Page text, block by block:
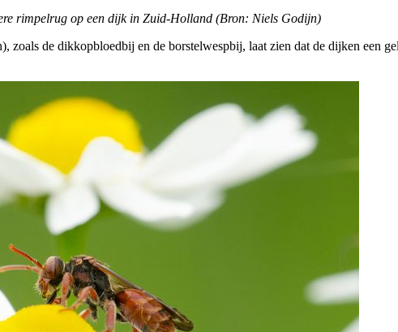
rimpelrug op een dijk in Zuid-Holland (Bron: Niels Godijn)
zoals de dikkopbloedbij en de borstelwespbij, laat zien dat de dijken